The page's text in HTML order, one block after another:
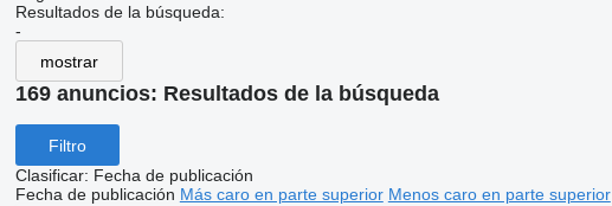
Resultados de la búsqueda:
-
mostrar
169 anuncios: Resultados de la búsqueda
Filtro
Clasificar: Fecha de publicación
Fecha de publicación Más caro en parte superior Menos caro en parte superior